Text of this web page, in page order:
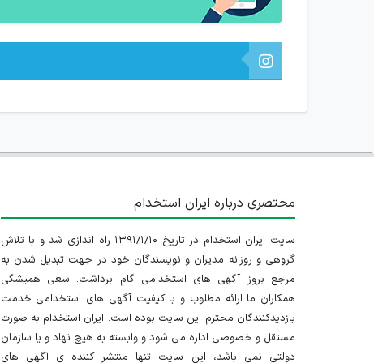
مختصری درباره ایران استخدام
سایت ایران استخدام در تاریخ ۱۳۹۱/۱/۱۰ راه اندازی شد و با تلاش
گروهی و روزانه مدیران و نویسندگان خود در جهت تبدیل شدن به
مرجع بروز آگهی های استخدامی گام برداشت. سعی همیشگی
همکاران ما ارائه مطلوب و با کیفیت آگهی های استخدامی خدمت
بازدیدکنندگان محترم این سایت بوده است. ایران استخدام به صورت
مستقل و خصوصی اداره می شود و وابسته به هیچ نهاد و یا سازمان
دولتی نمی باشد، این سایت تنها منتشر کننده ی آگهی های